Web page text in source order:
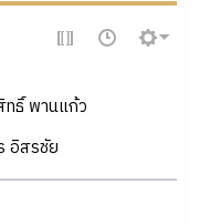
ทธิ์ พานแก้ว
อิสรชัย